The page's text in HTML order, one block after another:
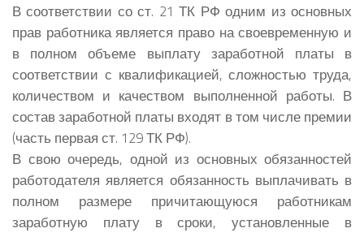
В соответствии со ст. 21 ТК РФ одним из основных
прав работника является право на своевременную и
в полном объеме выплату заработной платы в
соответствии с квалификацией, сложностью труда,
количеством и качеством выполненной работы. В
состав заработной платы входят в том числе премии
(часть первая ст. 129 ТК РФ).
В свою очередь, одной из основных обязанностей
работодателя является обязанность выплачивать в
полном размере причитающуюся работникам
заработную плату в сроки, установленные в